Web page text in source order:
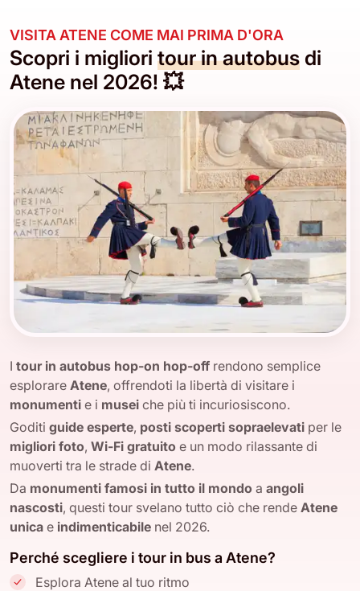
VISITA ATENE COME MAI PRIMA D'ORA
Scopri i migliori tour in autobus di
Atene nel 2026! 💥
I tour in autobus hop-on hop-off rendono semplice
esplorare Atene, offrendoti la libertà di visitare i
monumenti e i musei che più ti incuriosiscono.
Goditi guide esperte, posti scoperti sopraelevati per le
migliori foto, Wi-Fi gratuito e un modo rilassante di
muoverti tra le strade di Atene.
Da monumenti famosi in tutto il mondo a angoli
nascosti, questi tour svelano tutto ciò che rende Atene
unica e indimenticabile nel 2026.
Perché scegliere i tour in bus a Atene?
Esplora Atene al tuo ritmo